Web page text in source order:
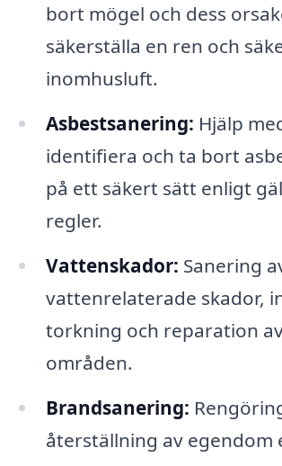
bort mögel och dess
säkerställa en ren och
inomhusluft.
Asbestsanering: Hjälp
identifiera och ta bort
på ett säkert sätt enligt
regler.
Vattenskador: Sanering
vattenrelaterade skador,
torkning och reparation
områden.
Brandsanering:
återställning av egendom